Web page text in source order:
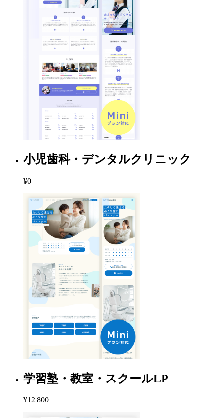
小児歯科・デンタルクリニック
¥0
学習塾・教室・スクールLP
¥12,800